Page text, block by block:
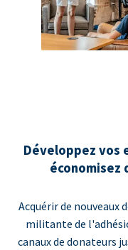
Développez vos
économisez
Acquérir de nouveaux
militante de
canaux de donateurs